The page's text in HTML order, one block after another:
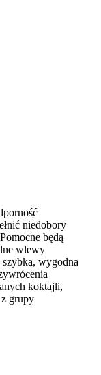
niedobory
będą
wlewy
szybka, wygodna
koktajli,
grupy